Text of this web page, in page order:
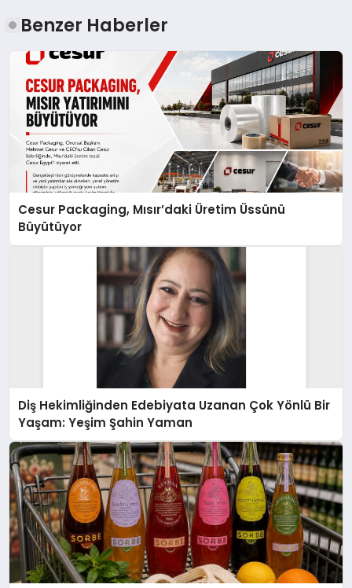
Benzer Haberler
Cesur Packaging, Mısır’daki Üretim Üssünü
Büyütüyor
Diş Hekimliğinden Edebiyata Uzanan Çok Yönlü Bir
Yaşam: Yeşim Şahin Yaman